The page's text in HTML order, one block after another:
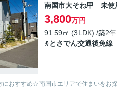
南国市大そね甲 未使
3,800万円
91.59㎡ (3LDK) /築2
とさでん交通後免線
におすすめ☆南国市エリアで住まいをお